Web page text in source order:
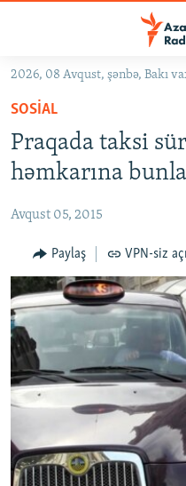
Əsas
qayıt
Əsas
naviqasiyaya
qayıt
GÜNDƏM
KORRUPSIOMETR
FƏRQƏ BAX
QANUNI DOĞRU
ARAŞDIRMA
MULTIMEDIA
VIDEO
FOTOQALEREYA
İNFOQRAFIKA
KARIKATURA
RADIO ARXIV
OXU ZALI
AZƏRBAYCAN ƏDƏBIYYATI
İSLAM VƏ DEMOKRATIYA
İZ - MƏDƏNIYYƏT PROQRAMI
HAQQIMIZDA
MISSIYAMIZ
PEŞƏ ETIKASI VƏ
MATERIALLARIMIZDAN ISTIFADƏ
2026, 08 Avqust, şənbə, Bakı
SOSIAL
Praqada taksi
həmkarına
Avqust 05, 2015
Paylaş VPN-siz